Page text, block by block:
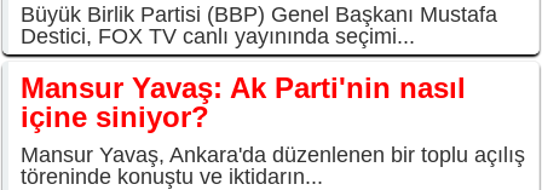
Büyük Birlik Partisi (BBP) Genel Başkanı Mustafa
Destici, FOX TV canlı yayınında seçimi...
Mansur Yavaş: Ak Parti'nin nasıl
içine siniyor?
Mansur Yavaş, Ankara'da düzenlenen bir toplu açılış
töreninde konuştu ve iktidarın...